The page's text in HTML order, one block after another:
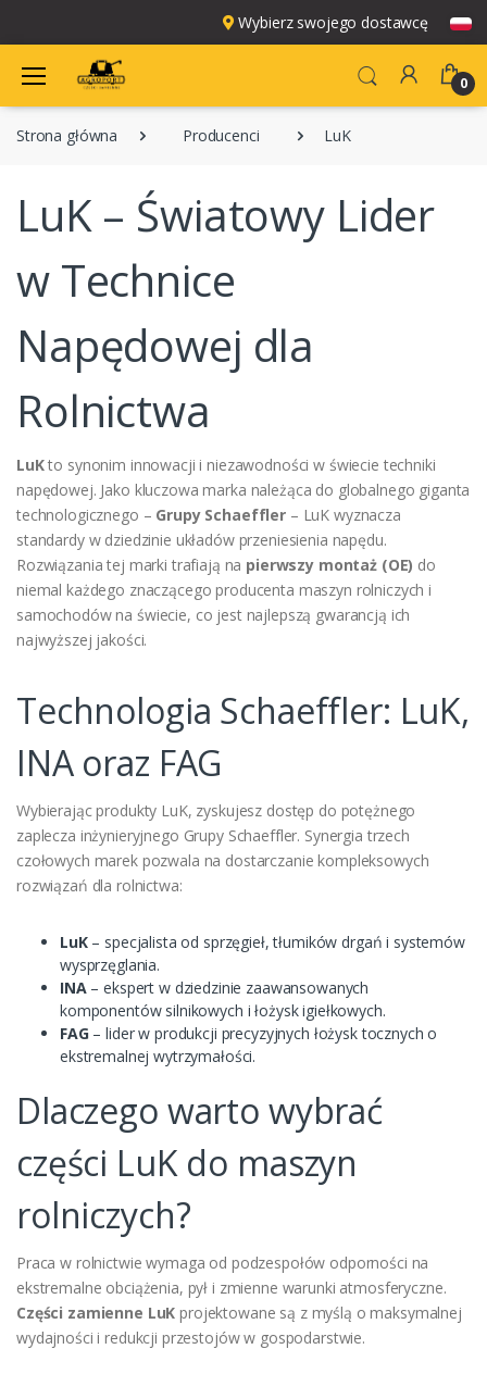
Wybierz swojego dostawcę
0
Strona główna Producenci LuK
LuK – Światowy Lider
w Technice
Napędowej dla
Rolnictwa
LuKto synonim innowacji i niezawodności w świecie techniki
napędowej. Jako kluczowa marka należąca do globalnego giganta
technologicznego – Grupy Schaeffler– LuK wyznacza
standardy w dziedzinie układów przeniesienia napędu.
Rozwiązania tej marki trafiają na pierwszy montaż (OE) do
niemal każdego znaczącego producenta maszyn rolniczych i
samochodów na świecie, co jest najlepszą gwarancją ich
najwyższej jakości.
Technologia Schaeffler: LuK,
INA oraz FAG
Wybierając produkty LuK, zyskujesz dostęp do potężnego
zaplecza inżynieryjnego Grupy Schaeffler. Synergia trzech
czołowych marek pozwala na dostarczanie kompleksowych
rozwiązań dla rolnictwa:
LuK– specjalista od sprzęgieł, tłumików drgań i systemów
wysprzęglania.
INA– ekspert w dziedzinie zaawansowanych
komponentów silnikowych i łożysk igiełkowych.
FAG– lider w produkcji precyzyjnych łożysk tocznych o
ekstremalnej wytrzymałości.
Dlaczego warto wybrać
części LuK do maszyn
rolniczych?
Praca w rolnictwie wymaga od podzespołów odporności na
ekstremalne obciążenia, pył i zmienne warunki atmosferyczne.
Części zamienne LuK projektowane są z myślą o maksymalnej
wydajności i redukcji przestojów w gospodarstwie.